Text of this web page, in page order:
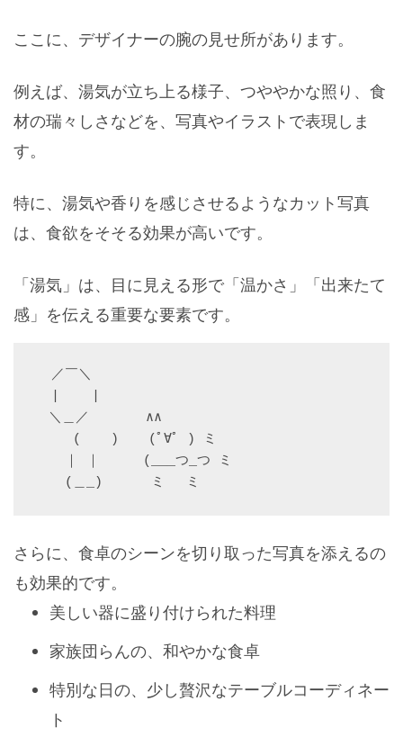
ここに、デザイナーの腕の見せ所があります。
例えば、湯気が立ち上る様子、つややかな照り、食
材の瑞々しさなどを、写真やイラストで表現しま
す。
特に、湯気や香りを感じさせるようなカット写真
は、食欲をそそる効果が高いです。
「湯気」は、目に見える形で「温かさ」「出来たて
感」を伝える重要な要素です。
＼＿／ 　　　 ∧∧
  　(＿_)　　　 ミ　 ミ
さらに、食卓のシーンを切り取った写真を添えるの
も効果的です。
美しい器に盛り付けられた料理
家族団らんの、和やかな食卓
特別な日の、少し贅沢なテーブルコーディネー
ト